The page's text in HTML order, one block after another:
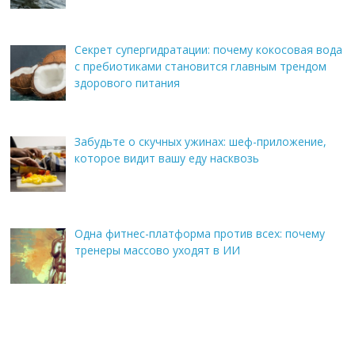
Секрет супергидратации: почему кокосовая вода
с пребиотиками становится главным трендом
здорового питания
Забудьте о скучных ужинах: шеф-приложение,
которое видит вашу еду насквозь
Одна фитнес-платформа против всех: почему
тренеры массово уходят в ИИ